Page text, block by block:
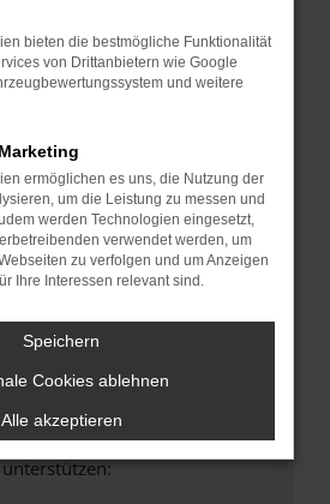
neu.
helfen, vorübergehende
dein Browser und dein
auf dem neuesten Stand
birgt nicht nur ein
sondern kann auch dazu
Funktionen nicht mehr
den Webseitenbetreiber.
uns bitte. Wir werden
Problem zu beheben. Du kannst
schicken, um uns bei der
bieten die bestmögliche Funktionalität
von Drittanbietern wie Google
und weitere
ermöglichen es uns, die Nutzung der
um die Leistung zu messen und
werden Technologien eingesetzt,
verwendet werden, um
zu verfolgen und um Anzeigen
Ihre Interessen relevant sind.
Speichern
Cookies ablehnen
Alle akzeptieren